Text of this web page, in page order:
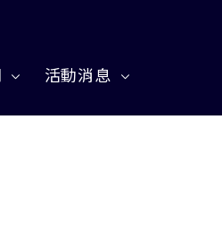
活動消息